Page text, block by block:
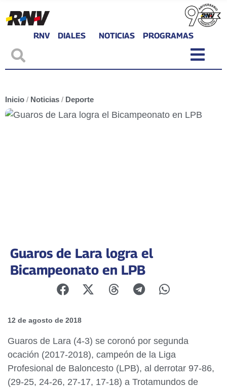
RNV DIALES NOTICIAS PROGRAMAS
Inicio / Noticias / Deporte
Guaros de Lara logra el
Bicampeonato en LPB
12 de agosto de 2018
Guaros de Lara (4-3) se coronó por segunda
ocación (2017-2018), campeón de la Liga
Profesional de Baloncesto (LPB), al derrotar 97-86,
(29-25, 24-26, 27-17, 17-18) a Trotamundos de